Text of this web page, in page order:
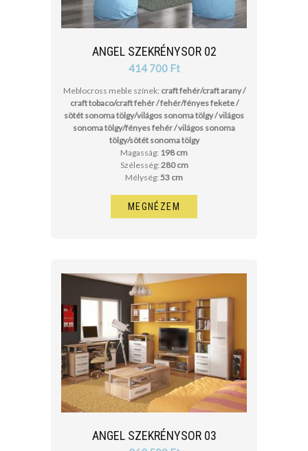
ANGEL SZEKRÉNYSOR 02
414 700 Ft
Meblocross meble színek: craft fehér/craft arany /
craft tobaco/craft fehér / fehér/fényes fekete /
sötét sonoma tölgy/világos sonoma tölgy / világos
sonoma tölgy/fényes fehér / világos sonoma
tölgy/sötét sonoma tölgy
Magasság: 198 cm
Szélesség: 280 cm
Mélység: 53 cm
MEGNÉZEM
ANGEL SZEKRÉNYSOR 03